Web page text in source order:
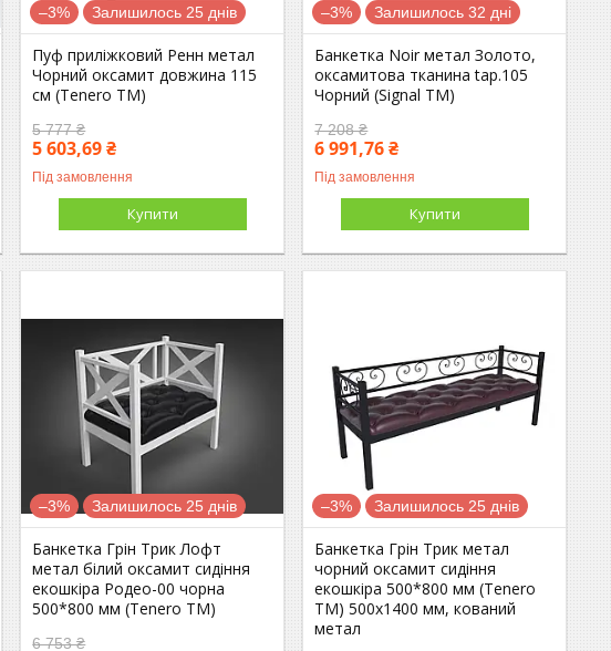
–3% Залишилось 25 днів
Пуф приліжковий Ренн метал
Чорний оксамит довжина 115
см (Tenero TM)
5 777 ₴
5 603,69 ₴
Під замовлення
Купити
–3% Залишилось 32 дні
Банкетка Noir метал Золото,
оксамитова тканина tap.105
Чорний (Signal ТМ)
7 208 ₴
6 991,76 ₴
Під замовлення
Купити
–3% Залишилось 25 днів
Банкетка Грін Трик Лофт
метал білий оксамит сидіння
екошкіра Родео-00 чорна
500*800 мм (Tenero TM)
6 753 ₴
–3% Залишилось 25 днів
Банкетка Грін Трик метал
чорний оксамит сидіння
екошкіра 500*800 мм (Tenero
TM) 500х1400 мм, кований
метал